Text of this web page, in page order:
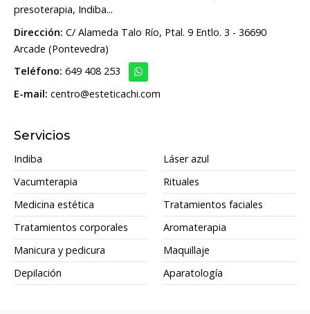
presoterapia, Indiba...
Dirección: C/ Alameda Talo Río, Ptal. 9 Entlo. 3 - 36690
Arcade (Pontevedra)
Teléfono: 649 408 253
E-mail: centro@esteticachi.com
Servicios
Indiba
Láser azul
Vacumterapia
Rituales
Medicina estética
Tratamientos faciales
Tratamientos corporales
Aromaterapia
Manicura y pedicura
Maquillaje
Depilación
Aparatología